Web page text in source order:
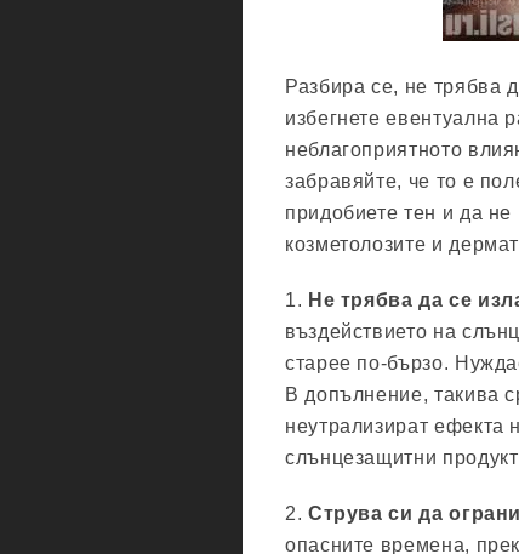
Разбира се, не трябва
избегнете евентуална
неблагоприятното
забравяйте, че то е
придобиете тен и да
козметолозите и
1. Не трябва да се
въздействието на
старее по-бързо.
В допълнение, такива
неутрализират ефекта
слънцезащитни
2. Струва си да
опасните времена,